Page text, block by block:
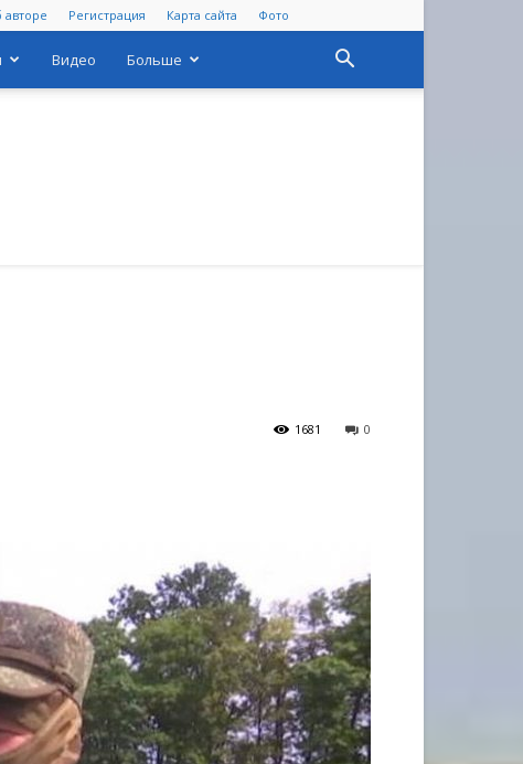
авторе Регистрация Карта сайта Фото
Видео Больше
0
1681